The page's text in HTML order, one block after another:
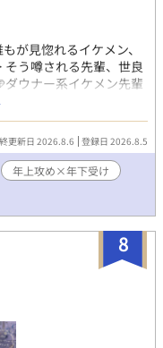
が見惚れるイケメン、
う噂される先輩、世良
ウナー系イケメン先輩
*:.。.:*🍰ꪔ̤̮🧁゜ 🌟受け→
っ込み思案。ふわふわ
あるのを気にしてい
ひとりで過ごしている
いパーマのセンターパ
はいないほどのイケメ
内緒にしているとある
川に転校してきた高校1
していた放課後、驚く
しにきても、絶対に言
出会いをきっかけに、ふ
弁当のおかずとお菓子
れたり、横浜デートを
づくふたりの恋を、ぜ
更新日 2026.8.6 登録日 2026.8.5
年上攻め×年下受け
8